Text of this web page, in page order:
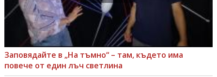
Заповядайте в „На тъмно“ – там, където има
повече от един лъч светлина